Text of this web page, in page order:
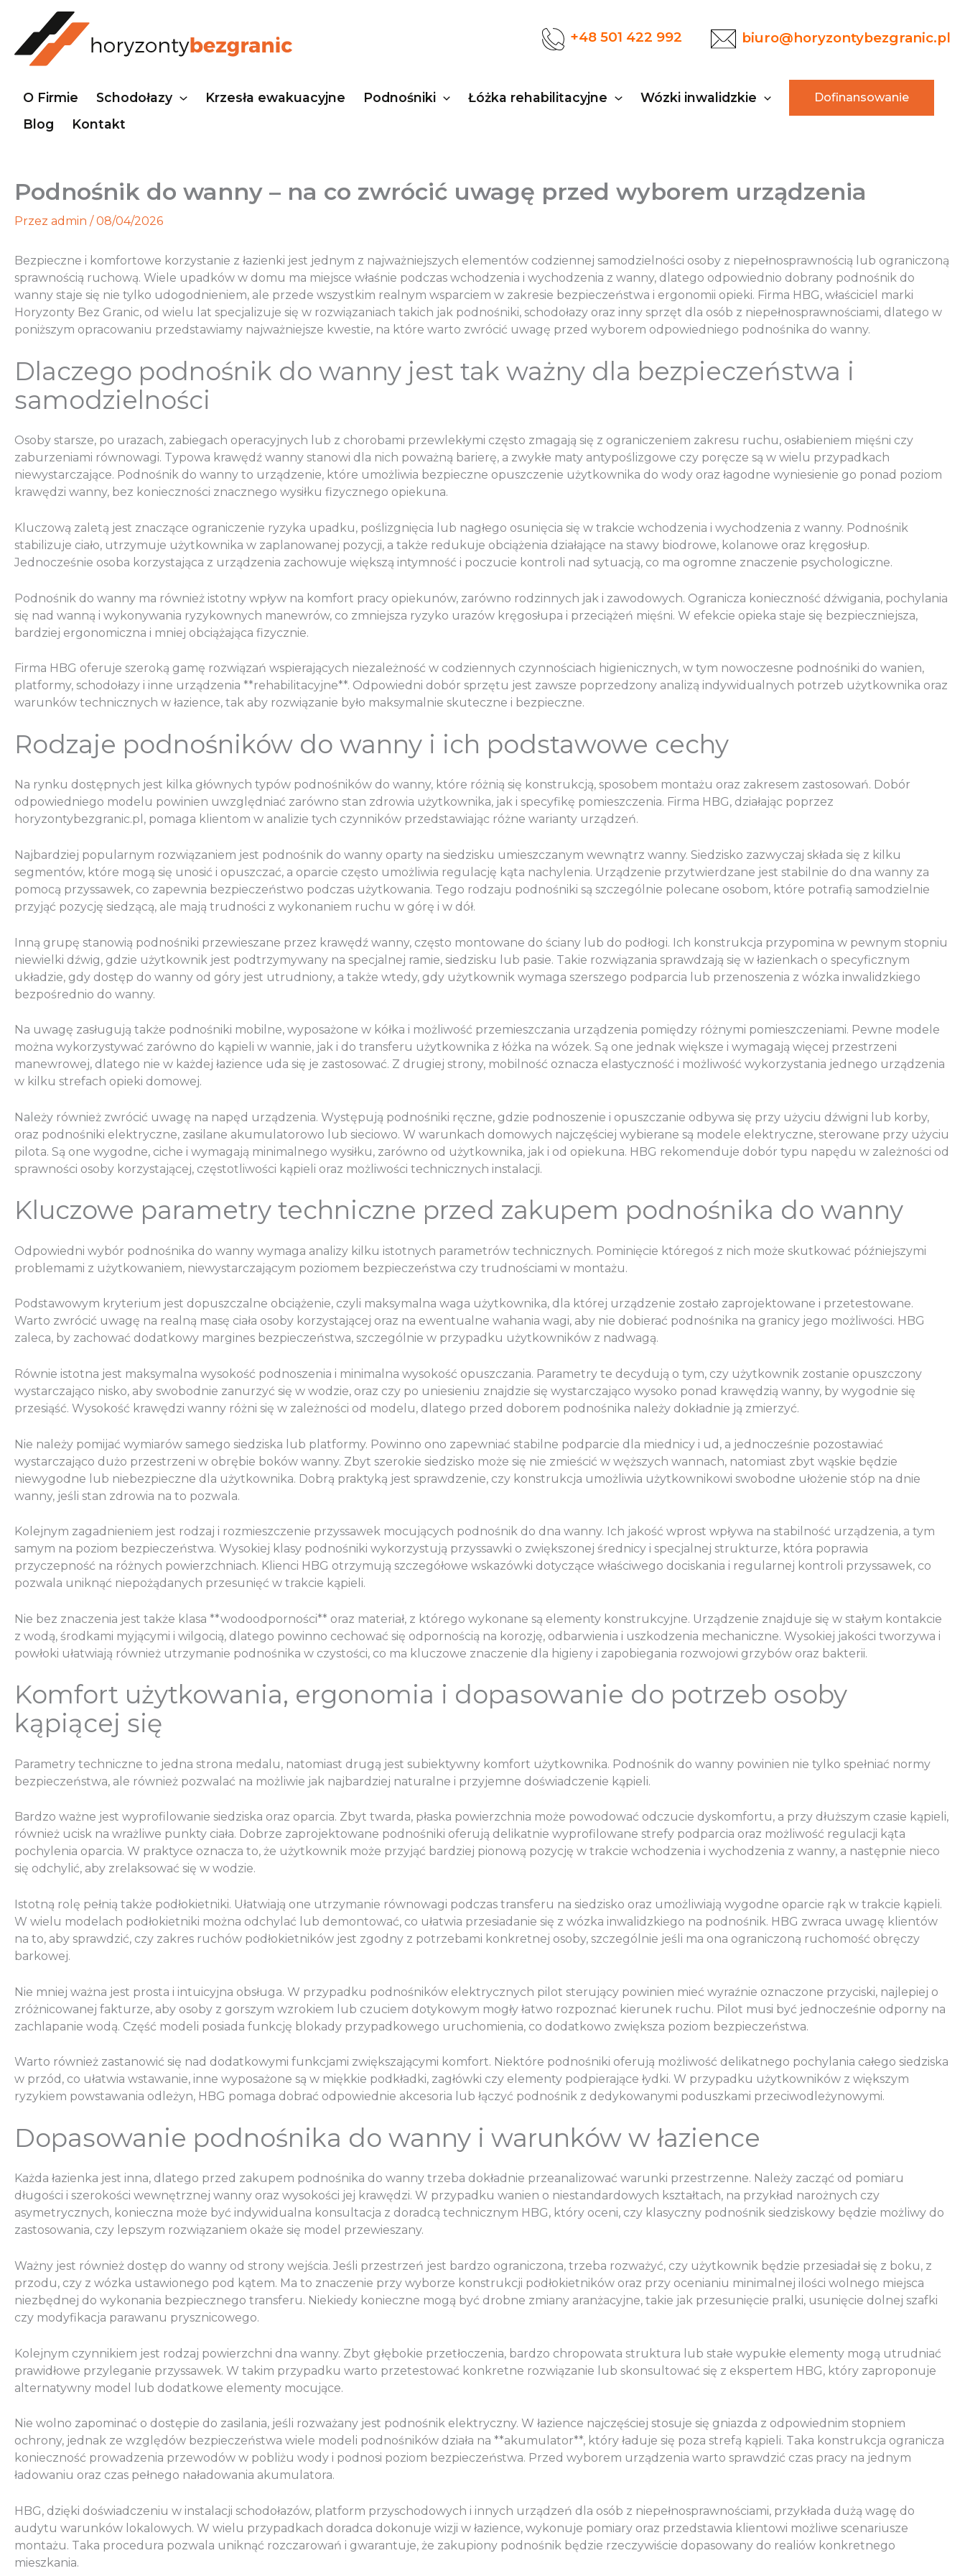
treści
+48 501 422 992 biuro@horyzontybezgranic.pl
O Firmie Schodołazy Krzesła ewakuacyjne Podnośniki Łóżka rehabilitacyjne Wózki inwalidzkie Dofinansowanie
Blog Kontakt
Podnośnik do wanny – na co zwrócić uwagę przed wyborem urządzenia
Przez admin / 08/04/2026
Bezpieczne i komfortowe korzystanie z łazienki jest jednym z najważniejszych elementów codziennej samodzielności osoby z niepełnosprawnością lub ograniczoną
sprawnością ruchową. Wiele upadków w domu ma miejsce właśnie podczas wchodzenia i wychodzenia z wanny, dlatego odpowiednio dobrany podnośnik do
wanny staje się nie tylko udogodnieniem, ale przede wszystkim realnym wsparciem w zakresie bezpieczeństwa i ergonomii opieki. Firma HBG, właściciel marki
Horyzonty Bez Granic, od wielu lat specjalizuje się w rozwiązaniach takich jak podnośniki, schodołazy oraz inny sprzęt dla osób z niepełnosprawnościami, dlatego w
poniższym opracowaniu przedstawiamy najważniejsze kwestie, na które warto zwrócić uwagę przed wyborem odpowiedniego podnośnika do wanny.
Dlaczego podnośnik do wanny jest tak ważny dla bezpieczeństwa i
samodzielności
Osoby starsze, po urazach, zabiegach operacyjnych lub z chorobami przewlekłymi często zmagają się z ograniczeniem zakresu ruchu, osłabieniem mięśni czy
zaburzeniami równowagi. Typowa krawędź wanny stanowi dla nich poważną barierę, a zwykłe maty antypoślizgowe czy poręcze są w wielu przypadkach
niewystarczające. Podnośnik do wanny to urządzenie, które umożliwia bezpieczne opuszczenie użytkownika do wody oraz łagodne wyniesienie go ponad poziom
krawędzi wanny, bez konieczności znacznego wysiłku fizycznego opiekuna.
Kluczową zaletą jest znaczące ograniczenie ryzyka upadku, poślizgnięcia lub nagłego osunięcia się w trakcie wchodzenia i wychodzenia z wanny. Podnośnik
stabilizuje ciało, utrzymuje użytkownika w zaplanowanej pozycji, a także redukuje obciążenia działające na stawy biodrowe, kolanowe oraz kręgosłup.
Jednocześnie osoba korzystająca z urządzenia zachowuje większą intymność i poczucie kontroli nad sytuacją, co ma ogromne znaczenie psychologiczne.
Podnośnik do wanny ma również istotny wpływ na komfort pracy opiekunów, zarówno rodzinnych jak i zawodowych. Ogranicza konieczność dźwigania, pochylania
się nad wanną i wykonywania ryzykownych manewrów, co zmniejsza ryzyko urazów kręgosłupa i przeciążeń mięśni. W efekcie opieka staje się bezpieczniejsza,
bardziej ergonomiczna i mniej obciążająca fizycznie.
Firma HBG oferuje szeroką gamę rozwiązań wspierających niezależność w codziennych czynnościach higienicznych, w tym nowoczesne podnośniki do wanien,
platformy, schodołazy i inne urządzenia **rehabilitacyjne**. Odpowiedni dobór sprzętu jest zawsze poprzedzony analizą indywidualnych potrzeb użytkownika oraz
warunków technicznych w łazience, tak aby rozwiązanie było maksymalnie skuteczne i bezpieczne.
Rodzaje podnośników do wanny i ich podstawowe cechy
Na rynku dostępnych jest kilka głównych typów podnośników do wanny, które różnią się konstrukcją, sposobem montażu oraz zakresem zastosowań. Dobór
odpowiedniego modelu powinien uwzględniać zarówno stan zdrowia użytkownika, jak i specyfikę pomieszczenia. Firma HBG, działając poprzez
horyzontybezgranic.pl, pomaga klientom w analizie tych czynników przedstawiając różne warianty urządzeń.
Najbardziej popularnym rozwiązaniem jest podnośnik do wanny oparty na siedzisku umieszczanym wewnątrz wanny. Siedzisko zazwyczaj składa się z kilku
segmentów, które mogą się unosić i opuszczać, a oparcie często umożliwia regulację kąta nachylenia. Urządzenie przytwierdzane jest stabilnie do dna wanny za
pomocą przyssawek, co zapewnia bezpieczeństwo podczas użytkowania. Tego rodzaju podnośniki są szczególnie polecane osobom, które potrafią samodzielnie
przyjąć pozycję siedzącą, ale mają trudności z wykonaniem ruchu w górę i w dół.
Inną grupę stanowią podnośniki przewieszane przez krawędź wanny, często montowane do ściany lub do podłogi. Ich konstrukcja przypomina w pewnym stopniu
niewielki dźwig, gdzie użytkownik jest podtrzymywany na specjalnej ramie, siedzisku lub pasie. Takie rozwiązania sprawdzają się w łazienkach o specyficznym
układzie, gdy dostęp do wanny od góry jest utrudniony, a także wtedy, gdy użytkownik wymaga szerszego podparcia lub przenoszenia z wózka inwalidzkiego
bezpośrednio do wanny.
Na uwagę zasługują także podnośniki mobilne, wyposażone w kółka i możliwość przemieszczania urządzenia pomiędzy różnymi pomieszczeniami. Pewne modele
można wykorzystywać zarówno do kąpieli w wannie, jak i do transferu użytkownika z łóżka na wózek. Są one jednak większe i wymagają więcej przestrzeni
manewrowej, dlatego nie w każdej łazience uda się je zastosować. Z drugiej strony, mobilność oznacza elastyczność i możliwość wykorzystania jednego urządzenia
w kilku strefach opieki domowej.
Należy również zwrócić uwagę na napęd urządzenia. Występują podnośniki ręczne, gdzie podnoszenie i opuszczanie odbywa się przy użyciu dźwigni lub korby,
oraz podnośniki elektryczne, zasilane akumulatorowo lub sieciowo. W warunkach domowych najczęściej wybierane są modele elektryczne, sterowane przy użyciu
pilota. Są one wygodne, ciche i wymagają minimalnego wysiłku, zarówno od użytkownika, jak i od opiekuna. HBG rekomenduje dobór typu napędu w zależności od
sprawności osoby korzystającej, częstotliwości kąpieli oraz możliwości technicznych instalacji.
Kluczowe parametry techniczne przed zakupem podnośnika do wanny
Odpowiedni wybór podnośnika do wanny wymaga analizy kilku istotnych parametrów technicznych. Pominięcie któregoś z nich może skutkować późniejszymi
problemami z użytkowaniem, niewystarczającym poziomem bezpieczeństwa czy trudnościami w montażu.
Podstawowym kryterium jest dopuszczalne obciążenie, czyli maksymalna waga użytkownika, dla której urządzenie zostało zaprojektowane i przetestowane.
Warto zwrócić uwagę na realną masę ciała osoby korzystającej oraz na ewentualne wahania wagi, aby nie dobierać podnośnika na granicy jego możliwości. HBG
zaleca, by zachować dodatkowy margines bezpieczeństwa, szczególnie w przypadku użytkowników z nadwagą.
Równie istotna jest maksymalna wysokość podnoszenia i minimalna wysokość opuszczania. Parametry te decydują o tym, czy użytkownik zostanie opuszczony
wystarczająco nisko, aby swobodnie zanurzyć się w wodzie, oraz czy po uniesieniu znajdzie się wystarczająco wysoko ponad krawędzią wanny, by wygodnie się
przesiąść. Wysokość krawędzi wanny różni się w zależności od modelu, dlatego przed doborem podnośnika należy dokładnie ją zmierzyć.
Nie należy pomijać wymiarów samego siedziska lub platformy. Powinno ono zapewniać stabilne podparcie dla miednicy i ud, a jednocześnie pozostawiać
wystarczająco dużo przestrzeni w obrębie boków wanny. Zbyt szerokie siedzisko może się nie zmieścić w węższych wannach, natomiast zbyt wąskie będzie
niewygodne lub niebezpieczne dla użytkownika. Dobrą praktyką jest sprawdzenie, czy konstrukcja umożliwia użytkownikowi swobodne ułożenie stóp na dnie
wanny, jeśli stan zdrowia na to pozwala.
Kolejnym zagadnieniem jest rodzaj i rozmieszczenie przyssawek mocujących podnośnik do dna wanny. Ich jakość wprost wpływa na stabilność urządzenia, a tym
samym na poziom bezpieczeństwa. Wysokiej klasy podnośniki wykorzystują przyssawki o zwiększonej średnicy i specjalnej strukturze, która poprawia
przyczepność na różnych powierzchniach. Klienci HBG otrzymują szczegółowe wskazówki dotyczące właściwego dociskania i regularnej kontroli przyssawek, co
pozwala uniknąć niepożądanych przesunięć w trakcie kąpieli.
Nie bez znaczenia jest także klasa **wodoodporności** oraz materiał, z którego wykonane są elementy konstrukcyjne. Urządzenie znajduje się w stałym kontakcie
z wodą, środkami myjącymi i wilgocią, dlatego powinno cechować się odpornością na korozję, odbarwienia i uszkodzenia mechaniczne. Wysokiej jakości tworzywa i
powłoki ułatwiają również utrzymanie podnośnika w czystości, co ma kluczowe znaczenie dla higieny i zapobiegania rozwojowi grzybów oraz bakterii.
Komfort użytkowania, ergonomia i dopasowanie do potrzeb osoby
kąpiącej się
Parametry techniczne to jedna strona medalu, natomiast drugą jest subiektywny komfort użytkownika. Podnośnik do wanny powinien nie tylko spełniać normy
bezpieczeństwa, ale również pozwalać na możliwie jak najbardziej naturalne i przyjemne doświadczenie kąpieli.
Bardzo ważne jest wyprofilowanie siedziska oraz oparcia. Zbyt twarda, płaska powierzchnia może powodować odczucie dyskomfortu, a przy dłuższym czasie kąpieli,
również ucisk na wrażliwe punkty ciała. Dobrze zaprojektowane podnośniki oferują delikatnie wyprofilowane strefy podparcia oraz możliwość regulacji kąta
pochylenia oparcia. W praktyce oznacza to, że użytkownik może przyjąć bardziej pionową pozycję w trakcie wchodzenia i wychodzenia z wanny, a następnie nieco
się odchylić, aby zrelaksować się w wodzie.
Istotną rolę pełnią także podłokietniki. Ułatwiają one utrzymanie równowagi podczas transferu na siedzisko oraz umożliwiają wygodne oparcie rąk w trakcie kąpieli.
W wielu modelach podłokietniki można odchylać lub demontować, co ułatwia przesiadanie się z wózka inwalidzkiego na podnośnik. HBG zwraca uwagę klientów
na to, aby sprawdzić, czy zakres ruchów podłokietników jest zgodny z potrzebami konkretnej osoby, szczególnie jeśli ma ona ograniczoną ruchomość obręczy
barkowej.
Nie mniej ważna jest prosta i intuicyjna obsługa. W przypadku podnośników elektrycznych pilot sterujący powinien mieć wyraźnie oznaczone przyciski, najlepiej o
zróżnicowanej fakturze, aby osoby z gorszym wzrokiem lub czuciem dotykowym mogły łatwo rozpoznać kierunek ruchu. Pilot musi być jednocześnie odporny na
zachlapanie wodą. Część modeli posiada funkcję blokady przypadkowego uruchomienia, co dodatkowo zwiększa poziom bezpieczeństwa.
Warto również zastanowić się nad dodatkowymi funkcjami zwiększającymi komfort. Niektóre podnośniki oferują możliwość delikatnego pochylania całego siedziska
w przód, co ułatwia wstawanie, inne wyposażone są w miękkie podkładki, zagłówki czy elementy podpierające łydki. W przypadku użytkowników z większym
ryzykiem powstawania odleżyn, HBG pomaga dobrać odpowiednie akcesoria lub łączyć podnośnik z dedykowanymi poduszkami przeciwodleżynowymi.
Dopasowanie podnośnika do wanny i warunków w łazience
Każda łazienka jest inna, dlatego przed zakupem podnośnika do wanny trzeba dokładnie przeanalizować warunki przestrzenne. Należy zacząć od pomiaru
długości i szerokości wewnętrznej wanny oraz wysokości jej krawędzi. W przypadku wanien o niestandardowych kształtach, na przykład narożnych czy
asymetrycznych, konieczna może być indywidualna konsultacja z doradcą technicznym HBG, który oceni, czy klasyczny podnośnik siedziskowy będzie możliwy do
zastosowania, czy lepszym rozwiązaniem okaże się model przewieszany.
Ważny jest również dostęp do wanny od strony wejścia. Jeśli przestrzeń jest bardzo ograniczona, trzeba rozważyć, czy użytkownik będzie przesiadał się z boku, z
przodu, czy z wózka ustawionego pod kątem. Ma to znaczenie przy wyborze konstrukcji podłokietników oraz przy ocenianiu minimalnej ilości wolnego miejsca
niezbędnej do wykonania bezpiecznego transferu. Niekiedy konieczne mogą być drobne zmiany aranżacyjne, takie jak przesunięcie pralki, usunięcie dolnej szafki
czy modyfikacja parawanu prysznicowego.
Kolejnym czynnikiem jest rodzaj powierzchni dna wanny. Zbyt głębokie przetłoczenia, bardzo chropowata struktura lub stałe wypukłe elementy mogą utrudniać
prawidłowe przyleganie przyssawek. W takim przypadku warto przetestować konkretne rozwiązanie lub skonsultować się z ekspertem HBG, który zaproponuje
alternatywny model lub dodatkowe elementy mocujące.
Nie wolno zapominać o dostępie do zasilania, jeśli rozważany jest podnośnik elektryczny. W łazience najczęściej stosuje się gniazda z odpowiednim stopniem
ochrony, jednak ze względów bezpieczeństwa wiele modeli podnośników działa na **akumulator**, który ładuje się poza strefą kąpieli. Taka konstrukcja ogranicza
konieczność prowadzenia przewodów w pobliżu wody i podnosi poziom bezpieczeństwa. Przed wyborem urządzenia warto sprawdzić czas pracy na jednym
ładowaniu oraz czas pełnego naładowania akumulatora.
HBG, dzięki doświadczeniu w instalacji schodołazów, platform przyschodowych i innych urządzeń dla osób z niepełnosprawnościami, przykłada dużą wagę do
audytu warunków lokalowych. W wielu przypadkach doradca dokonuje wizji w łazience, wykonuje pomiary oraz przedstawia klientowi możliwe scenariusze
montażu. Taka procedura pozwala uniknąć rozczarowań i gwarantuje, że zakupiony podnośnik będzie rzeczywiście dopasowany do realiów konkretnego
mieszkania.